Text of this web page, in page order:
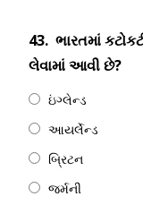
43. ભારતમાં
લેવામાં આવી છે?
ઇંગ્લેન્ડ
આયર્લેન્ડ
બ્રિટન
જર્મની